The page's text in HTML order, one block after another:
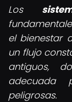
Los
el bienestar
un flujo
antiguos,
adecuada
peligrosas.